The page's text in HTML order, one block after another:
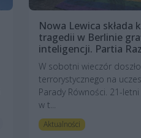
Nowa Lewica składa
tragedii w Berlinie
inteligencji. Partia
W sobotni wieczór
terrorystycznego na
Parady Równości. 21-
w t...
Aktualności